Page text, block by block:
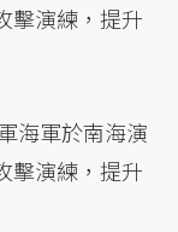
擊演練，提升
海軍於南海演
擊演練，提升